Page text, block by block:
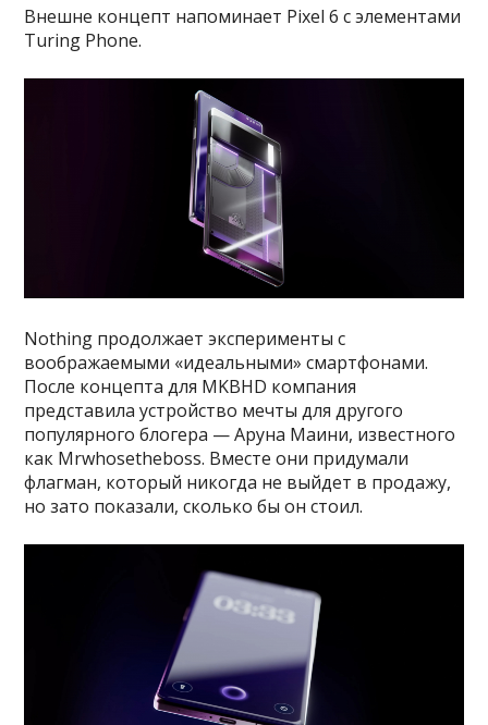
Внешне концепт напоминает Pixel 6 с элементами
Turing Phone.
Nothing продолжает эксперименты с
воображаемыми «идеальными» смартфонами.
После концепта для MKBHD компания
представила устройство мечты для другого
популярного блогера — Аруна Маини, известного
как Mrwhosetheboss. Вместе они придумали
флагман, который никогда не выйдет в продажу,
но зато показали, сколько бы он стоил.